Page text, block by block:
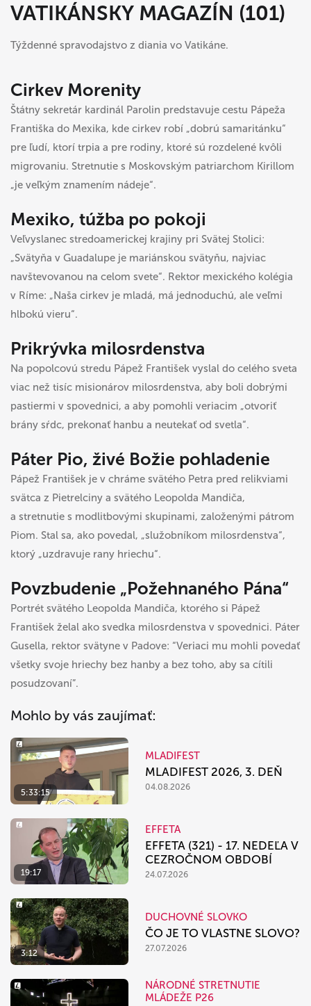
VATIKÁNSKY MAGAZÍN (101)
Týždenné spravodajstvo z diania vo Vatikáne.
Cirkev Morenity
Štátny sekretár kardinál Parolin predstavuje cestu Pápeža
Františka do Mexika, kde cirkev robí „dobrú samaritánku“
pre ľudí, ktorí trpia a pre rodiny, ktoré sú rozdelené kvôli
migrovaniu. Stretnutie s Moskovským patriarchom Kirillom
„je veľkým znamením nádeje“.
Mexiko, túžba po pokoji
Veľvyslanec stredoamerickej krajiny pri Svätej Stolici:
„Svätyňa v Guadalupe je mariánskou svätyňu, najviac
navštevovanou na celom svete“. Rektor mexického kolégia
v Ríme: „Naša cirkev je mladá, má jednoduchú, ale veľmi
hlbokú vieru“.
Prikrývka milosrdenstva
Na popolcovú stredu Pápež František vyslal do celého sveta
viac než tisíc misionárov milosrdenstva, aby boli dobrými
pastiermi v spovednici, a aby pomohli veriacim „otvoriť
brány sŕdc, prekonať hanbu a neutekať od svetla“.
Páter Pio, živé Božie pohladenie
Pápež František je v chráme svätého Petra pred relikviami
svätca z Pietrelciny a svätého Leopolda Mandiča,
a stretnutie s modlitbovými skupinami, založenými pátrom
Piom. Stal sa, ako povedal, „služobníkom milosrdenstva“,
ktorý „uzdravuje rany hriechu“.
Povzbudenie „Požehnaného Pána“
Portrét svätého Leopolda Mandiča, ktorého si Pápež
František želal ako svedka milosrdenstva v spovednici. Páter
Gusella, rektor svätyne v Padove: “Veriaci mu mohli povedať
všetky svoje hriechy bez hanby a bez toho, aby sa cítili
posudzovaní”.
Mohlo by vás zaujímať:
5:33:15
MLADIFEST
MLADIFEST 2026, 3. DEŇ
04.08.2026
19:17
EFFETA
EFFETA (321) - 17. NEDEĽA V
CEZROČNOM OBDOBÍ
24.07.2026
3:12
DUCHOVNÉ SLOVKO
ČO JE TO VLASTNE SLOVO?
27.07.2026
NÁRODNÉ STRETNUTIE
MLÁDEŽE P26